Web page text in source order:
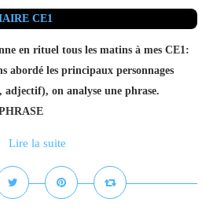
en rituel tous les matins à mes CE1:
abordé les principaux personnages
on analyse une phrase.
Lire la suite